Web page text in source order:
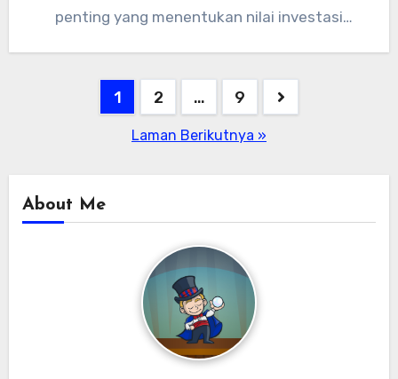
penting yang menentukan nilai investasi
1 2 … 9
Laman Berikutnya »
About Me